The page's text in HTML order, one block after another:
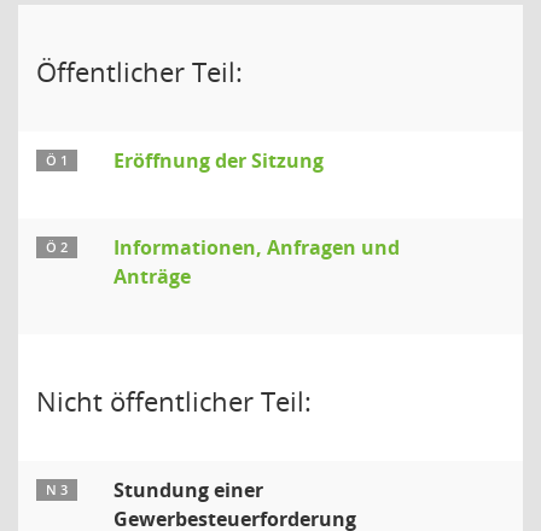
Öffentlicher Teil:
Ö 1 Eröffnung der Sitzung
Ö 2
Informationen, Anfragen und
Anträge
Nicht öffentlicher Teil:
N 3
Stundung einer
Gewerbesteuerforderung